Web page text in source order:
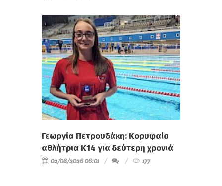
Γεωργία Πετρουδάκη: Κορυφαία
αθλήτρια Κ14 για δεύτερη χρονιά
02/08/2026 06:01 177